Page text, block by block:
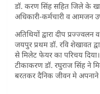
डॉ. करण सिंह सहित जिले के
अधिकारी-कर्मचारी व आमजन
अतिथियों द्वारा दीप
जयपुर प्रथम डॉ. रवि शेखावत
से मिलेट फेयर का परिचय
टीकाकरण डॉ. रघुराज सिंह ने
बरतकर दैनिक जीवन मे अपनाने